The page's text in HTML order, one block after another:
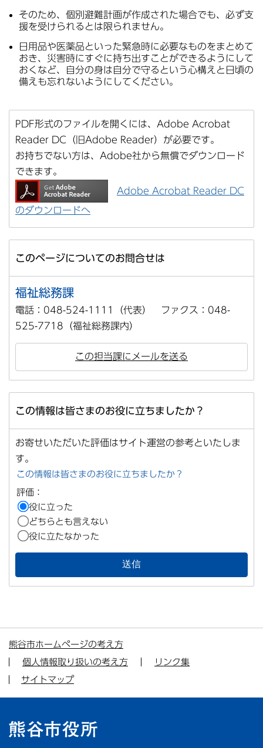
そのため、個別避難計画が作成された場合でも、必ず支
援を受けられるとは限られません。
日用品や医薬品といった緊急時に必要なものをまとめて
おき、災害時にすぐに持ち出すことができるようにして
おくなど、自分の身は自分で守るという心構えと日頃の
備えも忘れないようにしてください。
PDF形式のファイルを開くには、Adobe Acrobat
Reader DC（旧Adobe Reader）が必要です。
お持ちでない方は、Adobe社から無償でダウンロード
できます。
Adobe Acrobat Reader DC
のダウンロードへ
このページについてのお問合せは
福祉総務課
電話：048-524-1111（代表） ファクス：048-
525-7718（福祉総務課内）
この担当課にメールを送る
この情報は皆さまのお役に立ちましたか？
お寄せいただいた評価はサイト運営の参考といたしま
す。
この情報は皆さまのお役に立ちましたか？
評価：
役に立った
どちらとも言えない
役に立たなかった
熊谷市ホームページの考え方
個人情報取り扱いの考え方
リンク集
サイトマップ